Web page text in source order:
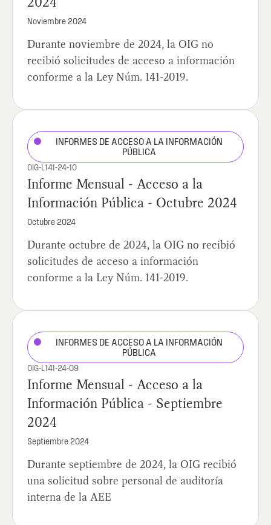
Noviembre 2024
Durante noviembre de 2024, la OIG no
recibió solicitudes de acceso a información
conforme a la Ley Núm. 141-2019.
INFORMES DE ACCESO A LA INFORMACIÓN
PÚBLICA
OIG-L141-24-10
Informe Mensual - Acceso a la
Información Pública - Octubre 2024
Octubre 2024
Durante octubre de 2024, la OIG no recibió
solicitudes de acceso a información
conforme a la Ley Núm. 141-2019.
INFORMES DE ACCESO A LA INFORMACIÓN
PÚBLICA
OIG-L141-24-09
Informe Mensual - Acceso a la
Información Pública - Septiembre
2024
Septiembre 2024
Durante septiembre de 2024, la OIG recibió
una solicitud sobre personal de auditoría
interna de la AEE